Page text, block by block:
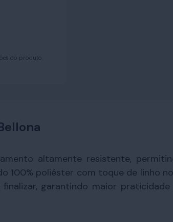
do produto.
altamente resistente,
100% poliéster com toque de linho
garantindo maior